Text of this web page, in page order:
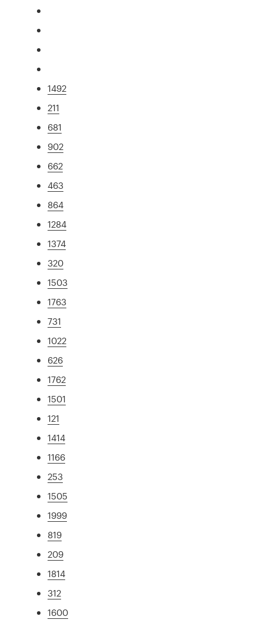
1492
211
681
902
662
463
864
1284
1374
320
1503
1763
731
1022
626
1762
1501
121
1414
1166
253
1505
1999
819
209
1814
312
1600